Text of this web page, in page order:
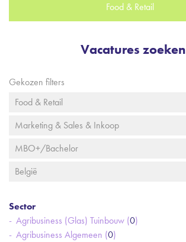
Food & Retail
Vacatures zoeken
Gekozen filters
Food & Retail
Marketing & Sales & Inkoop
MBO+/Bachelor
België
Sector
Agribusiness (Glas) Tuinbouw (0)
Agribusiness Algemeen (0)